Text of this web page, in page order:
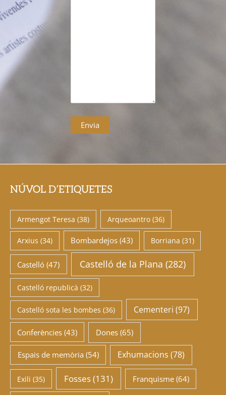
NÚVOL D’ETIQUETES
Armengot Teresa (38) Arqueoantro(36)
Arxius (34) Bombardejos(43) Borriana (31)
Castelló (47) Castelló de la Plana (282)
Castelló republicà (32)
Castelló sota les bombes (36) Cementeri (97)
Conferències (43) Dones(65)
Espais de memòria (54) Exhumacions (78)
Exili (35) Fosses(131) Franquisme(64)